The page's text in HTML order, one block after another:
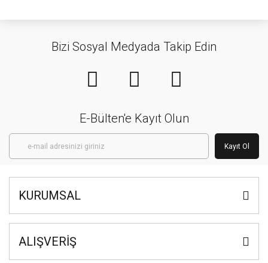
Bizi Sosyal Medyada Takip Edin
E-Bülten'e Kayıt Olun
Kayıt Ol
KURUMSAL
ALIŞVERİŞ